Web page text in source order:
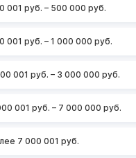
001 руб. – 500 000 руб.
001 руб. – 1 000 000 руб.
001 руб. – 3 000 000 руб.
001 руб. – 7 000 000 руб.
7 000 001 руб.